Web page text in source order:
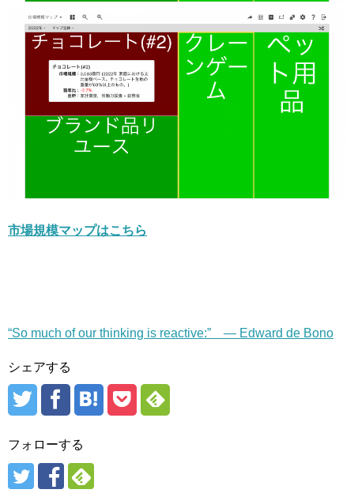
市場規模マップはこちら
“So much of our thinking is reactive:” — Edward de Bono
シェアする
フォローする